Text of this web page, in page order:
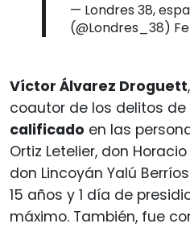
— Londres 38,
(@Londres_38)
Víctor Álvarez Droguett
coautor de los delitos de
calificado en las
Ortiz Letelier, don
don Lincoyán Yalú
15 años y 1 día de
máximo. También, fue